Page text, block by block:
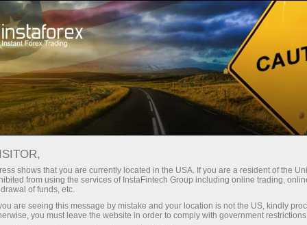
For Traders Analytical Reviews Technical analysis
25.10.2024: ফরেক্স বিশ্লেষণ এবং পর্যালোচনা:
Forex forecast 25/10/2024: EUR/USD,
USD/JPY, Oil and Bitcoin
shows that you are currently located in the USA. If you are a resident of the
from using the services of InstaFintech Group including online trading,
of funds, etc.
are seeing this message by mistake and your location is not the US, kindly
you must leave the website in order to comply with government